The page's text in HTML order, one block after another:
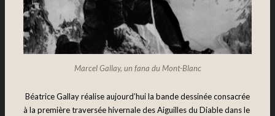
Marcel Gallay, un fana du Mont-Blanc
Béatrice Gallay réalise aujourd’hui la bande dessinée consacrée
à la première traversée hivernale des Aiguilles du Diable dans le